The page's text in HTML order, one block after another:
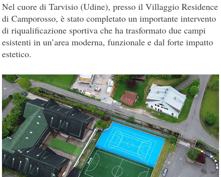
Nel cuore di Tarvisio (Udine), presso il Villaggio Residence
di Camporosso, è stato completato un importante intervento
di riqualificazione sportiva che ha trasformato due campi
esistenti in un’area moderna, funzionale e dal forte impatto
estetico.